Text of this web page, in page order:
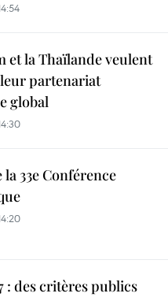
et la Thaïlande veulent
partenariat
global
33e Conférence
: des critères publics